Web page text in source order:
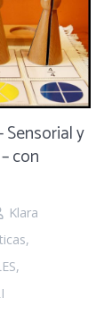
Sensorial y
con
Klara
,
,